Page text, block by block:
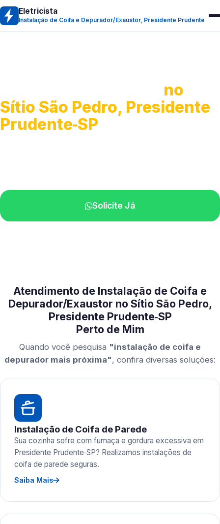
Eletricista
Instalação de Coifa e Depurador/Exaustor, Presidente Prudente
no
Sítio São Pedro, Presidente
Prudente‑SP
Solicite Já
Atendimento de Instalação de Coifa e
Depurador/Exaustor no Sítio São Pedro,
Presidente Prudente‑SP
Perto de Mim
Quando você pesquisa "instalação de coifa e
depurador mais próxima", confira diversas soluções:
Instalação de Coifa de Parede
Sua cozinha sofre com fumaça e gordura excessiva em
Presidente Prudente‑SP? Realizamos instalações de
coifa de parede seguras.
Saiba Mais